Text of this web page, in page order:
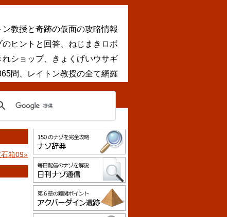
ン教授と奇跡の仮面の攻略情報
ヒントと回答、ねじまきロボ
れショップ、きょくげいウサギ
問、レイトン教授の全て網羅
箱09